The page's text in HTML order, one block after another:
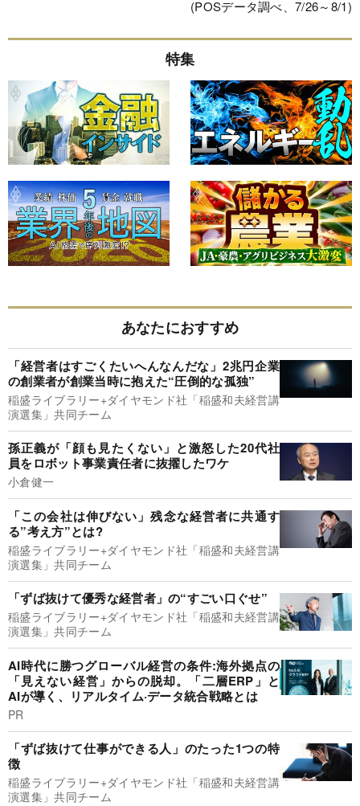
(POSデータ調べ、7/26～8/1)
特集
あなたにおすすめ
「経営者はすごくたいへんなんだな」2兆円企業
の創業者が創業当時に抱えた“圧倒的な孤独”
稲盛ライブラリー+ダイヤモンド社「稲盛和夫経営講
演選集」共同チーム
孫正義が「顔も見たくない」と激怒した20代社
員をロボット事業責任者に抜擢したワケ
小倉健一
「この会社は伸びない」残念な経営者に共通す
る”考え方”とは?
稲盛ライブラリー+ダイヤモンド社「稲盛和夫経営講
演選集」共同チーム
「ずば抜けて優秀な経営者」の“すごい口ぐせ”
稲盛ライブラリー+ダイヤモンド社「稲盛和夫経営講
演選集」共同チーム
AI時代に勝つグローバル経営の条件:海外拠点の
「見えない経営」からの脱却。「二層ERP」と
AIが導く、リアルタイム·データ統合戦略とは
PR
「ずば抜けて仕事ができる人」のたった1つの特
徴
稲盛ライブラリー+ダイヤモンド社「稲盛和夫経営講
演選集」共同チーム